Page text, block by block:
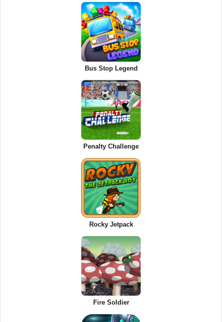
Bus Stop Legend
Penalty Challenge
Rocky Jetpack
Fire Soldier